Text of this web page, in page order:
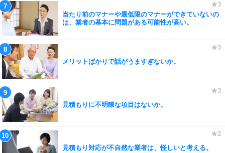
当たり前のマナーや最低限のマナーができていないの
は、業者の基本に問題がある可能性が高い。
メリットばかりで話がうますぎないか。
見積もりに不明瞭な項目はないか。
見積もり対応が不自然な業者は、怪しいと考える。